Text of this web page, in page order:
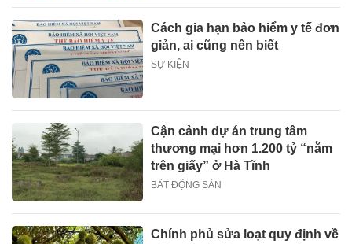
Cách gia hạn bảo hiểm y tế đơn
giản, ai cũng nên biết
SỰ KIỆN
Cận cảnh dự án trung tâm
thương mại hơn 1.200 tỷ “nằm
trên giấy” ở Hà Tĩnh
BẤT ĐỘNG SẢN
Chính phủ sửa loạt quy định về